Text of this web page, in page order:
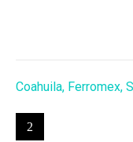
Coahuila, Ferromex,